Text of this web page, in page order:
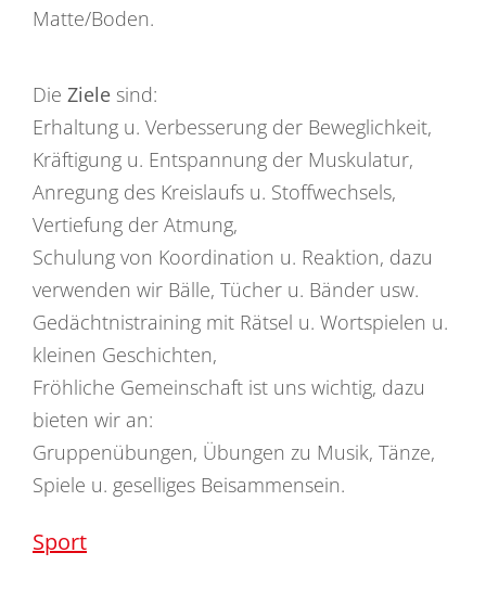
Matte/Boden.
Die Ziele sind:
Erhaltung u. Verbesserung der Beweglichkeit,
Kräftigung u. Entspannung der Muskulatur,
Anregung des Kreislaufs u. Stoffwechsels,
Vertiefung der Atmung,
Schulung von Koordination u. Reaktion, dazu
verwenden wir Bälle, Tücher u. Bänder usw.
Gedächtnistraining mit Rätsel u. Wortspielen u.
kleinen Geschichten,
Fröhliche Gemeinschaft ist uns wichtig, dazu
bieten wir an:
Gruppenübungen, Übungen zu Musik, Tänze,
Spiele u. geselliges Beisammensein.
Sport